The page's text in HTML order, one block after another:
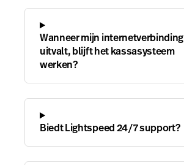
Wanneer mijn internetverbinding
uitvalt, blijft het kassasysteem
werken?
Biedt Lightspeed 24/7 support?